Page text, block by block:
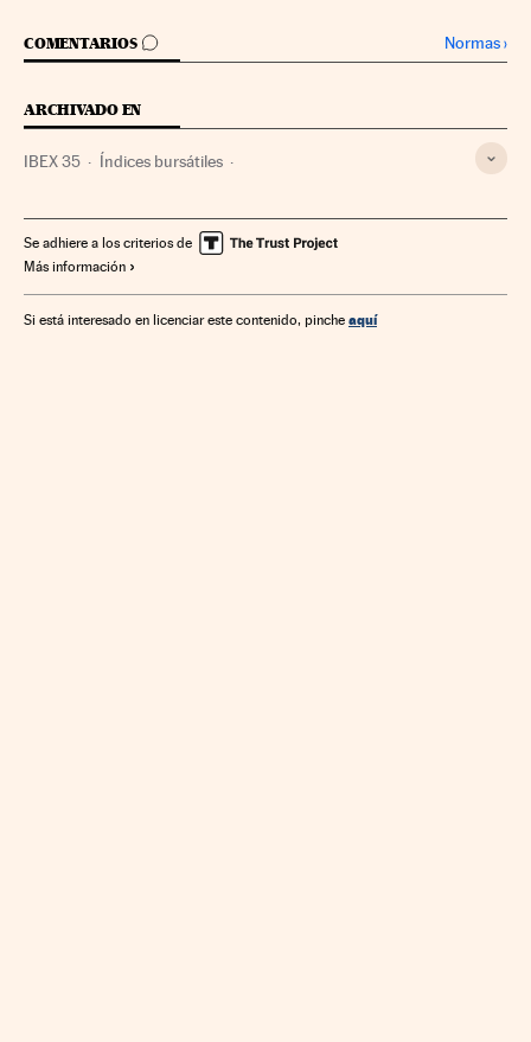
COMENTARIOS
IR A LOS COMENTARIOS Normas›
ARCHIVADO EN
IBEX 35 Índices bursátiles
Coronavirus Covid-19 Crisis económica Bolsa
Coyuntura económica Virología Epidemia
Se adhiere a los criterios de
Más información
Si está interesado en licenciar este contenido, pinche aquí